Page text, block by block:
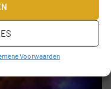
Voorwaarden